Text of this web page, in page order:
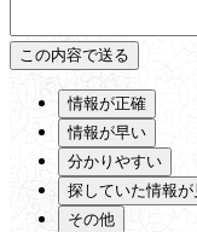
情報が正確
情報が早い
分かりやすい
探していた情報が
その他